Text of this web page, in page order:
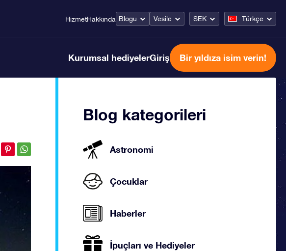
HizmetHakkında Blogu Vesile SEK Türkçe
Kurumsal hediyelerGiriş Bir yıldıza isim verin!
Blog kategorileri
Astronomi
Çocuklar
Haberler
İpuçları ve Hediyeler